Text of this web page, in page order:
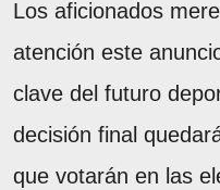
Los aficionados
atención este
clave del futuro
decisión final
que votarán en las